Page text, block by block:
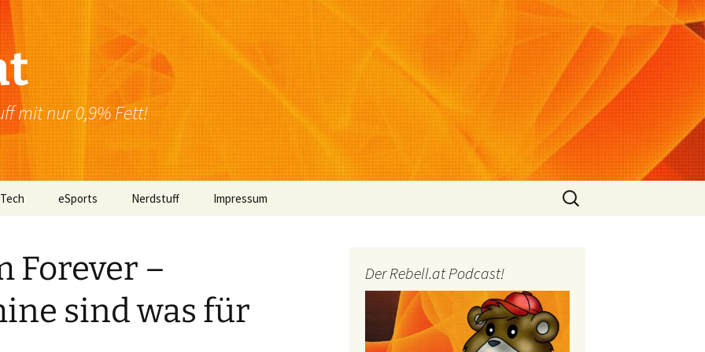
mit nur 0,9% Fett!
Mac OS
Linux
eSports Nerdstuff Impressum
Suchen
nach:
Forever –
sind was für
Der Rebell.at Podcast!